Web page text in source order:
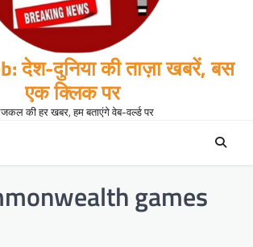
देश-दुनिया की ताज़ा खबरें, बस
एक क्लिक पर
की हर खबर, हम बताएंगे वेब-वर्ल्ड पर
games